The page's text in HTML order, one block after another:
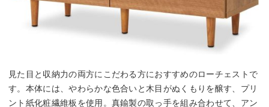
見た目と収納力の両方にこだわる方におすすめのローチェストで
す。本体には、やわらかな色合いと木目がぬくもりを醸す、プリ
ント紙化粧繊維板を使用。真鍮製の取っ手を組み合わせて、アン